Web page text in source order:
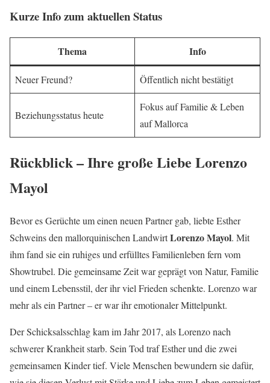
Kurze Info zum aktuellen Status
Thema Info
Neuer Freund? Öffentlich nicht bestätigt
Beziehungsstatus heute
Fokus auf Familie & Leben
auf Mallorca
Rückblick – Ihre große Liebe Lorenzo
Mayol
Bevor es Gerüchte um einen neuen Partner gab, liebte Esther
Schweins den mallorquinischen LandwirtLorenzo Mayol. Mit
ihm fand sie ein ruhiges und erfülltes Familienleben fern vom
Showtrubel. Die gemeinsame Zeit war geprägt von Natur, Familie
und einem Lebensstil, der ihr viel Frieden schenkte. Lorenzo war
mehr als ein Partner – er war ihr emotionaler Mittelpunkt.
Der Schicksalsschlag kam im Jahr 2017, als Lorenzo nach
schwerer Krankheit starb. Sein Tod traf Esther und die zwei
gemeinsamen Kinder tief. Viele Menschen bewundern sie dafür,